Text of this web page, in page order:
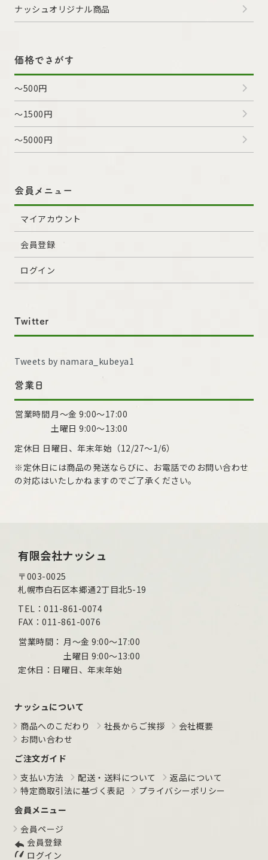
ナッシュオリジナル商品
価格でさがす
～500円
～1500円
～5000円
会員メニュー
マイアカウント
会員登録
ログイン
Twitter
Tweets by namara_kubeya1
営業日
営業時間月～金 9:00〜17:00
土曜日 9:00〜13:00
定休日 日曜日、年末年始（12/27～1/6）
※定休日には商品の発送ならびに、お電話でのお問い合わせ
の対応はいたしかねますのでご了承ください。
有限会社ナッシュ
〒003-0025
札幌市白石区本郷通2丁目北5-19
TEL：011-861-0074
FAX：011-861-0076
営業時間： 月～金 9:00〜17:00
土曜日 9:00〜13:00
定休日：日曜日、年末年始
ナッシュについて
商品へのこだわり
社長からご挨拶
会社概要
お問い合わせ
ご注文ガイド
支払い方法
配送・送料について
返品について
特定商取引法に基づく表記
プライバシーポリシー
会員メニュー
会員ページ
会員登録
ログイン